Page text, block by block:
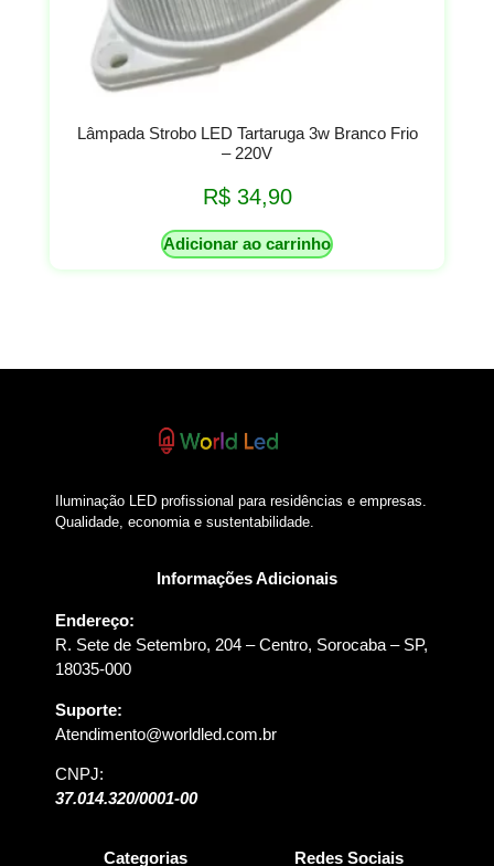
Lâmpada Strobo LED Tartaruga 3w Branco Frio
– 220V
R$34,90
Adicionar ao carrinho
Iluminação LED profissional para residências e empresas.
Qualidade, economia e sustentabilidade.
Informações Adicionais
Endereço:
R. Sete de Setembro, 204 – Centro, Sorocaba – SP,
18035-000
Suporte:
Atendimento@worldled.com.br
CNPJ:
37.014.320/0001-00
Categorias Redes Sociais